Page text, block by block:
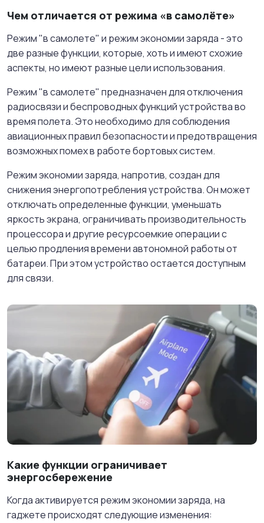
Чем отличается от режима «в самолёте»
Режим "в самолете" и режим экономии заряда - это
две разные функции, которые, хоть и имеют схожие
аспекты, но имеют разные цели использования.
Режим "в самолете" предназначен для отключения
радиосвязи и беспроводных функций устройства во
время полета. Это необходимо для соблюдения
авиационных правил безопасности и предотвращения
возможных помех в работе бортовых систем.
Режим экономии заряда, напротив, создан для
снижения энергопотребления устройства. Он может
отключать определенные функции, уменьшать
яркость экрана, ограничивать производительность
процессора и другие ресурсоемкие операции с
целью продления времени автономной работы от
батареи. При этом устройство остается доступным
для связи.
Какие функции ограничивает
энергосбережение
Когда активируется режим экономии заряда, на
гаджете происходят следующие изменения: